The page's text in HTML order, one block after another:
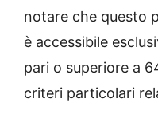
notare che questo
è accessibile
pari o superiore a
criteri particolari